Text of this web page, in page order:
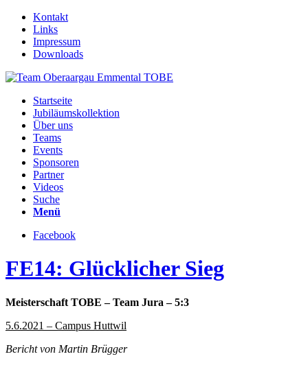
Kontakt
Links
Impressum
Downloads
Startseite
Jubiläumskollektion
Über uns
Teams
Events
Sponsoren
Partner
Videos
Suche
Menü
Facebook
FE14: Glücklicher Sieg
Meisterschaft TOBE – Team Jura – 5:3
5.6.2021 – Campus Huttwil
Bericht von Martin Brügger